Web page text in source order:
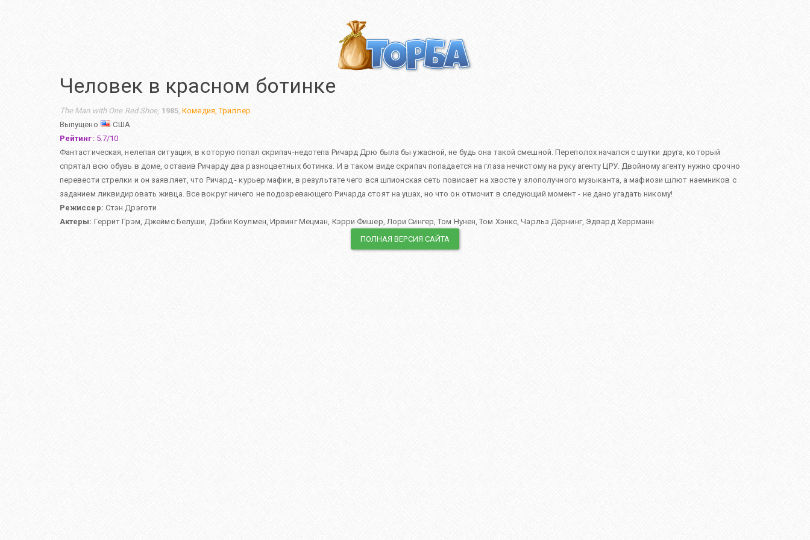
Человек в красном ботинке
The Man with One Red Shoe, 1985,Комедия,Триллер
Выпущено
США
Рейтинг: 5.7/10
Фантастическая, нелепая ситуация, в которую попал скрипач-недотепа Ричард Дрю была бы ужасной, не будь она такой смешной. Переполох начался с шутки друга, который
спрятал всю обувь в доме, оставив Ричарду два разноцветных ботинка. И в таком виде скрипач попадается на глаза нечистому на руку агенту ЦРУ. Двойному агенту нужно срочно
перевести стрелки и он заявляет, что Ричард - курьер мафии, в результате чего вся шпионская сеть повисает на хвосте у злополучного музыканта, а мафиози шлют наемников с
заданием ликвидировать живца. Все вокруг ничего не подозревающего Ричарда стоят на ушах, но что он отмочит в следующий момент - не дано угадать никому!
Режиссер: Стэн Дрэготи
Актеры: Геррит Грэм, Джеймс Белуши, Дэбни Коулмен,Ирвинг Мецман, Кэрри Фишер,Лори Сингер,Том Нунен,Том Хэнкс,Чарльз Дёрнинг, Эдвард Херрманн
ПОЛНАЯ ВЕРСИЯ САЙТА